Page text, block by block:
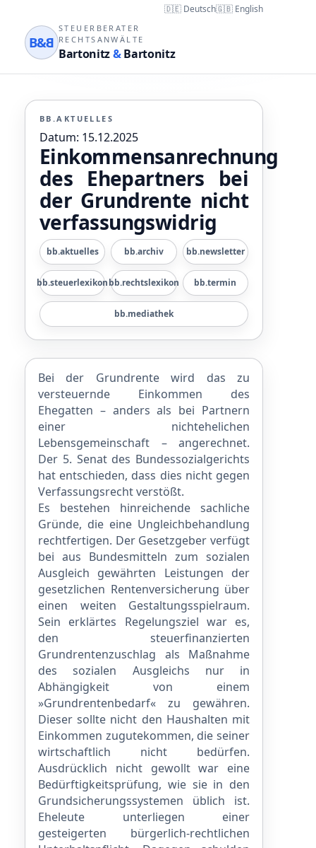
🇩🇪 Deutsch🇬🇧 English
B&B
STEUERBERATER
RECHTSANWÄLTE
Bartonitz&Bartonitz
BB.AKTUELLES
Datum: 15.12.2025
Einkommensanrechnung
des Ehepartners bei
der Grundrente nicht
verfassungswidrig
bb.aktuelles bb.archiv bb.newsletter
bb.steuerlexikonbb.rechtslexikon bb.termin
bb.mediathek
Bei der Grundrente wird das zu
versteuernde Einkommen des
Ehegatten – anders als bei Partnern
einer nichtehelichen
Lebensgemeinschaft – angerechnet.
Der 5. Senat des Bundessozialgerichts
hat entschieden, dass dies nicht gegen
Verfassungsrecht verstößt.
Es bestehen hinreichende sachliche
Gründe, die eine Ungleichbehandlung
rechtfertigen. Der Gesetzgeber verfügt
bei aus Bundesmitteln zum sozialen
Ausgleich gewährten Leistungen der
gesetzlichen Rentenversicherung über
einen weiten Gestaltungsspielraum.
Sein erklärtes Regelungsziel war es,
den steuerfinanzierten
Grundrentenzuschlag als Maßnahme
des sozialen Ausgleichs nur in
Abhängigkeit von einem
»Grundrentenbedarf« zu gewähren.
Dieser sollte nicht den Haushalten mit
Einkommen zugutekommen, die seiner
wirtschaftlich nicht bedürfen.
Ausdrücklich nicht gewollt war eine
Bedürftigkeitsprüfung, wie sie in den
Grundsicherungssystemen üblich ist.
Eheleute unterliegen einer
gesteigerten bürgerlich-rechtlichen